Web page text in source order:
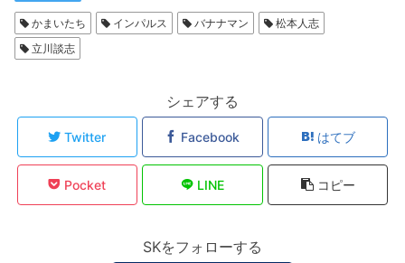
かまいたち インパルス バナナマン
松本人志
立川談志
シェアする
Twitter Facebook はてブ
Pocket LINE コピー
SKをフォローする